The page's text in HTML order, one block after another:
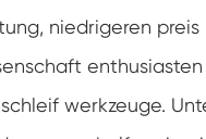
niedrigeren
werkzeuge.